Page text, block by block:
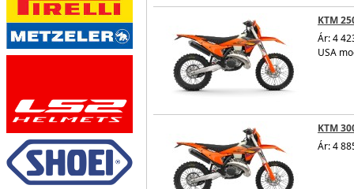
KTM
Ár: 4
USA
KTM
Ár: 4